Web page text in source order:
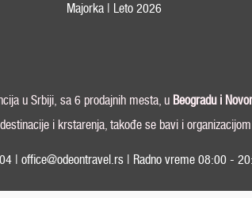
Majorka | Leto 2026
u Srbiji, sa 6 prodajnih mesta, u Beogradu i
i krstarenja, takođe se bavi i
| office@odeontravel.rs | Radno vreme 08:00 -